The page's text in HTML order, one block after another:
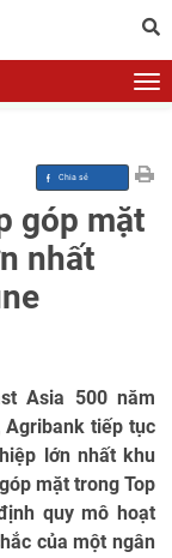
góp mặt
nhất
Asia 500 năm
Agribank tiếp tục
lớn nhất khu
mặt trong Top
quy mô hoạt
của một ngân